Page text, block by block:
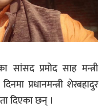
प्रमोद साह मन्त्री
प्रधानमन्त्री शेरबहादुर
दिएका छन् ।